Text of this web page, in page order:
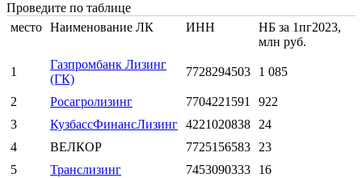
Проведите по таблице
место Наименование ЛК ИНН
НБ за 1пг2023,
млн руб.
1
Газпромбанк Лизинг
(ГК)
7728294503 1 085
2 Росагролизинг 7704221591
922
3
КузбассФинансЛизинг 4221020838 24
4
ВЕЛКОР 7725156583 23
5
Транслизинг 7453090333
16